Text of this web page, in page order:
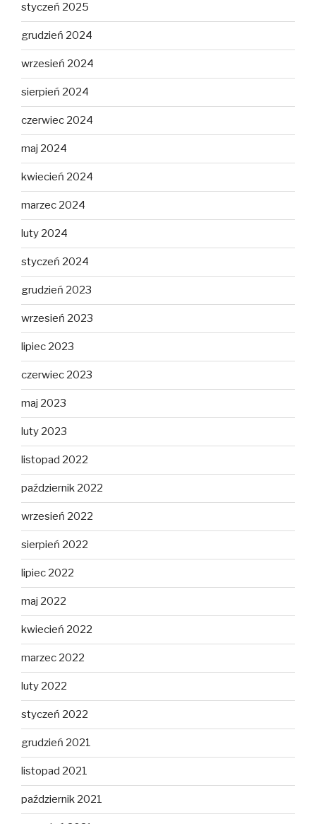
styczeń 2025
grudzień 2024
wrzesień 2024
sierpień 2024
czerwiec 2024
maj 2024
kwiecień 2024
marzec 2024
luty 2024
styczeń 2024
grudzień 2023
wrzesień 2023
lipiec 2023
czerwiec 2023
maj 2023
luty 2023
listopad 2022
październik 2022
wrzesień 2022
sierpień 2022
lipiec 2022
maj 2022
kwiecień 2022
marzec 2022
luty 2022
styczeń 2022
grudzień 2021
listopad 2021
październik 2021